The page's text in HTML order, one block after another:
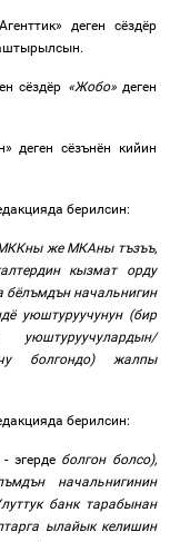
»деген сёздёр
сёздёр «Жобо» деген
деген сёзънён кийин
берилсин:
же МКАны тъзъъ,
кызмат
орду
бёлъмдън начальнигин
уюштуруучунун (бир
болгондо) жалпы
берилсин:
эгердеболгон болсо),
начальнигинин
банк тарабынан
ылайык келишин